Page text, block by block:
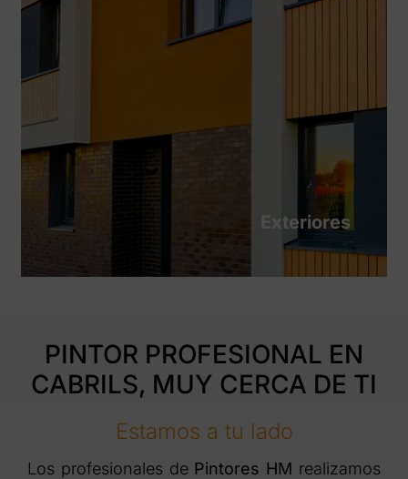
Exteriores
PINTOR PROFESIONAL EN
CABRILS, MUY CERCA DE TI
Estamos a tu lado
Los profesionales de Pintores HM realizamos